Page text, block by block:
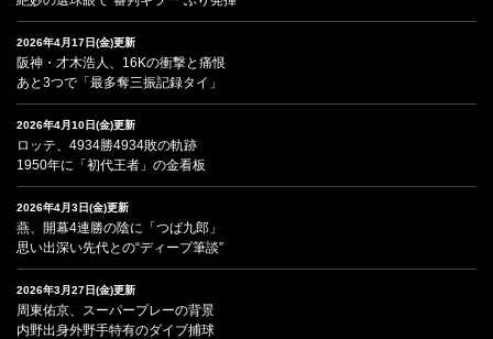
2026年4月17日(金)更新
阪神・才木浩人、16Kの衝撃と痛恨
あと3つで「最多奪三振記録タイ」
2026年4月10日(金)更新
ロッテ、4934勝4934敗の軌跡
1950年に「初代王者」の金看板
2026年4月3日(金)更新
燕、開幕4連勝の陰に「つば九郎」
思い出深い先代との“ディープ筆談”
2026年3月27日(金)更新
周東佑京、スーパープレーの背景
内野出身外野手特有のダイブ捕球